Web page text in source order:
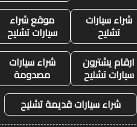
شراء سيارات
تشليح
موقع شراء
سيارات تشليح
ارقام يشترون
سيارات تشليح
شراء سيارات
مصدومة
شراء سيارات قديمة تشليح